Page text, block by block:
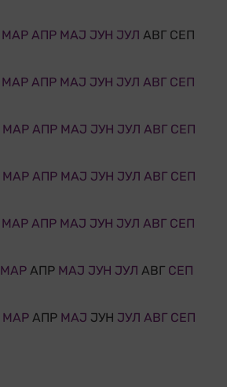
МАР АПР МАЈ ЈУН ЈУЛ АВГ СЕП
МАР АПР МАЈ ЈУН ЈУЛ АВГ СЕП
МАР АПР МАЈ ЈУН ЈУЛ АВГ СЕП
МАР АПР МАЈ ЈУН ЈУЛ АВГ СЕП
МАР АПР МАЈ ЈУН ЈУЛ АВГ СЕП
МАР АПР МАЈ ЈУН ЈУЛ АВГ СЕП
МАР АПР МАЈ ЈУН ЈУЛ АВГ СЕП